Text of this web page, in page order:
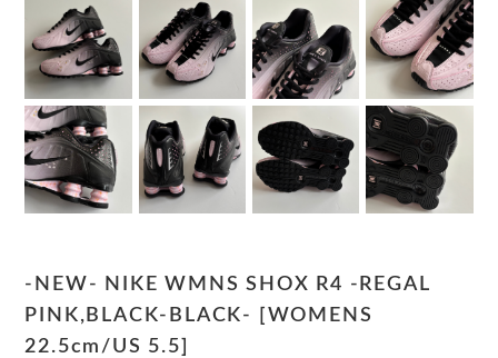
-NEW- NIKE WMNS SHOX R4 -REGAL
PINK,BLACK-BLACK- [WOMENS
22.5cm/US 5.5]